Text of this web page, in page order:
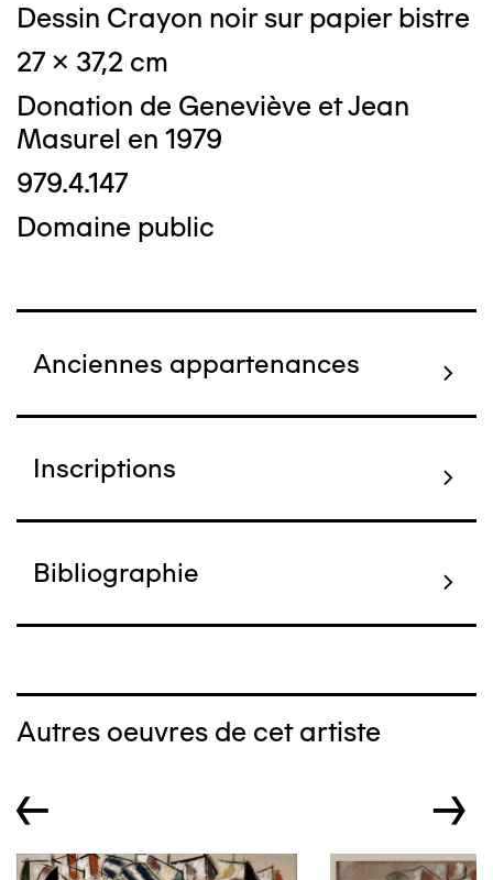
Dessin Crayon noir sur papier bistre
27 x 37,2 cm
Donation de Geneviève et Jean
Masurel en 1979
979.4.147
Domaine public
Anciennes appartenances
Inscriptions
Bibliographie
Autres oeuvres de cet artiste
← →